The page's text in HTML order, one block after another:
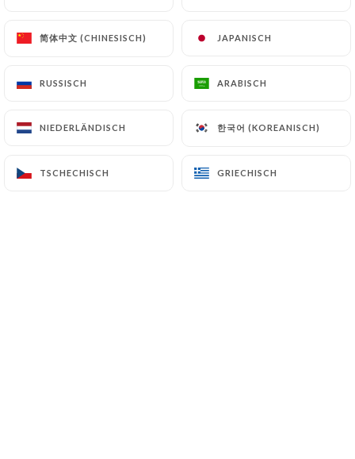
简体中文 (CHINESISCH) JAPANISCH
RUSSISCH ARABISCH
NIEDERLÄNDISCH 한국어 (KOREANISCH)
TSCHECHISCH GRIECHISCH
简体中文 (CHINESISCH) JAPANISCH
RUSSISCH ARABISCH
NIEDERLÄNDISCH 한국어 (KOREANISCH)
TSCHECHISCH GRIECHISCH